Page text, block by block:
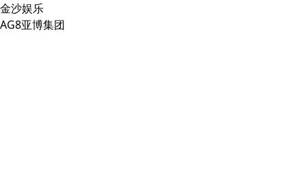
金沙娱乐
AG8亚博集团